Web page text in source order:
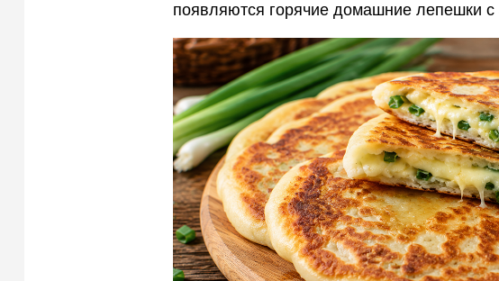
появляются горячие домашние лепешки с